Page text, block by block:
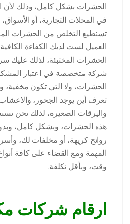
الحشرات بشكل كامل، وذلك لأن
في المحلات التجارية، أو الأسواق،
تستطيع التخلص من الحشرات
العميل لست لديك الكفاءة
الحشرات المختبئة، لذلك عليك
شركة متخصصة في اعتبار
الحشرات، ولا التي تكون مخفية،
تعرف أين يوجد الجحور،
واليرقات الصغيرة، لذلك نحن
هذه الحشرات، وبشكل كامل،
روائح كريهة، أو مخلفات لك،
المهمة ومع القضاء على كافة
وقت، وبأقل تكلفة.
ارقام شركات